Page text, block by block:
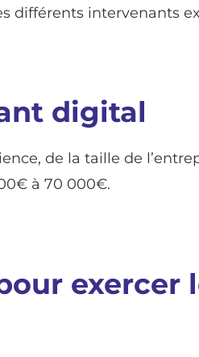
différents intervenants
digital
de la taille de
à 70 000€.
exercer